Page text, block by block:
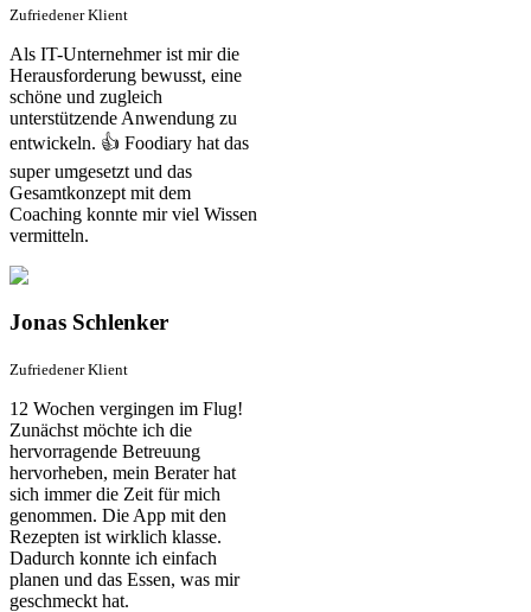
Zufriedener Klient
Als IT-Unternehmer ist mir die
Herausforderung bewusst, eine
schöne und zugleich
unterstützende Anwendung zu
entwickeln. 👍 Foodiary hat das
super umgesetzt und das
Gesamtkonzept mit dem
Coaching konnte mir viel Wissen
vermitteln.
Jonas Schlenker
Zufriedener Klient
12 Wochen vergingen im Flug!
Zunächst möchte ich die
hervorragende Betreuung
hervorheben, mein Berater hat
sich immer die Zeit für mich
genommen. Die App mit den
Rezepten ist wirklich klasse.
Dadurch konnte ich einfach
planen und das Essen, was mir
geschmeckt hat.